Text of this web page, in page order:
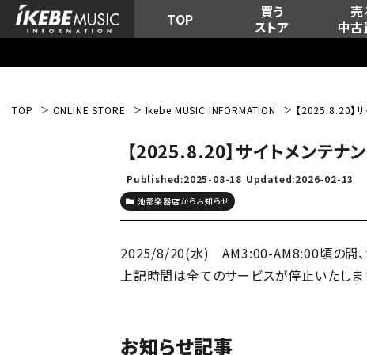
TOP
買う
ストア
売
中
TOP ONLINE STORE Ikebe MUSIC INFORMATION 【2025.8.20】
【2025.8.20】サイトメンテナ
Published:2025-08-18 Updated:2026-02-13
池部楽器店からお知らせ
2025/8/20(水) AM3:00-AM8:00頃の間、
上記時間は全てのサービスが停止いたしま
お知らせ記事